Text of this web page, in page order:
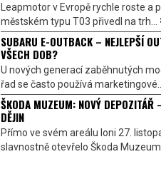
Leapmotor v Evropě rychle roste a
městském typu T03 přivedl na trh...
SUBARU E-OUTBACK – NEJLEPŠÍ
VŠECH DOB?
U nových generací zaběhnutých
řad se často používá marketingové...
ŠKODA MUZEUM: NOVÝ DEPOZITÁŘ
DĚJIN
Přímo ve svém areálu loni 27.
slavnostně otevřelo Škoda Muzeum